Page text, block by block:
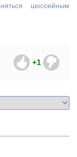
шоссейным
+1